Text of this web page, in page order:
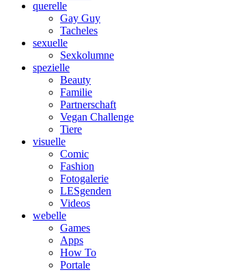
querelle
Gay Guy
Tacheles
sexuelle
Sexkolumne
spezielle
Beauty
Familie
Partnerschaft
Vegan Challenge
Tiere
visuelle
Comic
Fashion
Fotogalerie
LESgenden
Videos
webelle
Games
Apps
How To
Portale